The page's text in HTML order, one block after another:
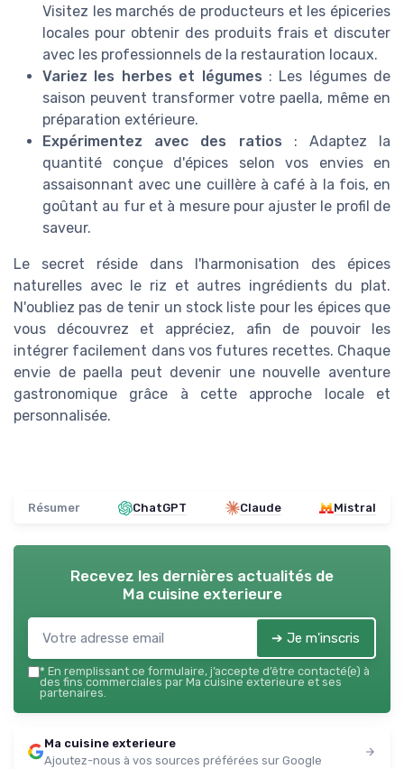
Visitez les marchés de producteurs et les épiceries
locales pour obtenir des produits frais et discuter
avec les professionnels de la restauration locaux.
Variez les herbes et légumes : Les légumes de
saison peuvent transformer votre paella, même en
préparation extérieure.
Expérimentez avec des ratios : Adaptez la
quantité conçue d'épices selon vos envies en
assaisonnant avec une cuillère à café à la fois, en
goûtant au fur et à mesure pour ajuster le profil de
saveur.
Le secret réside dans l'harmonisation des épices
naturelles avec le riz et autres ingrédients du plat.
N'oubliez pas de tenir un stock liste pour les épices que
vous découvrez et appréciez, afin de pouvoir les
intégrer facilement dans vos futures recettes. Chaque
envie de paella peut devenir une nouvelle aventure
gastronomique grâce à cette approche locale et
personnalisée.
Résumer ChatGPT Claude Mistral
Recevez les dernières actualités de
Ma cuisine exterieure
➔ Je m'inscris
* En remplissant ce formulaire, j’accepte d’être contacté(e) à
des fins commerciales par Ma cuisine exterieure et ses
partenaires.
Ma cuisine exterieure
Ajoutez-nous à vos sources préférées sur Google